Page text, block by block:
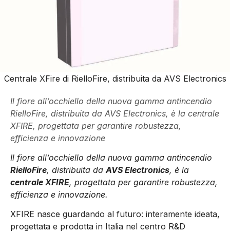
Centrale XFire di RielloFire, distribuita da AVS Electronics
Il fiore all’occhiello della nuova gamma antincendio
RielloFire, distribuita da AVS Electronics, è la centrale
XFIRE, progettata per garantire robustezza,
efficienza e innovazione
Il fiore all’occhiello della nuova gamma antincendio
RielloFire, distribuita da AVS Electronics, è la
centrale XFIRE, progettata per garantire robustezza,
efficienza e innovazione.
XFIRE nasce guardando al futuro: interamente ideata,
progettata e prodotta in Italia nel centro R&D